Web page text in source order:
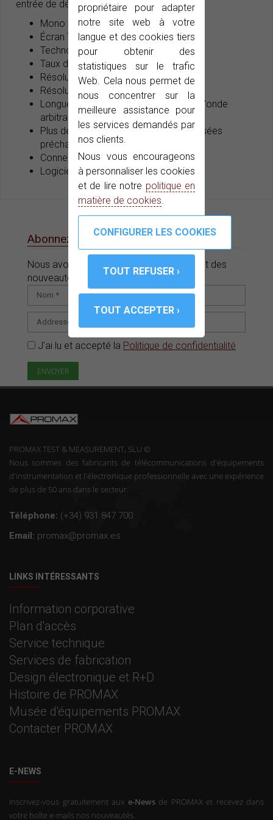
propriétaire pour adapter
notre site web à votre
langue et des cookies tiers
pour obtenir des
statistiques sur le trafic
Web. Cela nous permet de
nous concentrer sur la
meilleure assistance pour
les services demandés par
nos clients.
Nous vous encourageons
à personnaliser les cookies
et de lire notre politique en
matière de cookies
entrée de déclenchement externe.
Mono canal
Écran TFT couleur 3,6 pouces
Technologie DDS avancée
Taux d'échantillonnage : 125 MSa/s
Résolution en fréquence 1 μHz
Résolution verticale 14 bits
Longueur d'enregistrement de forme d'onde
arbitraire jusqu'à 100 K
Plus de 160 formes d'onde personnalisées
préchargées
Connecteur USB standard
Logiciel PC inclus
Abonnez-vous à notre e-News
Nous avons des offres, des promotions et des
nouveautés pour vous.
J'ai lu et accepté la Politique de confidentialité
PROMAX TEST & MEASUREMENT, SLU ©
Nous sommes des fabricants de télécommunications d'équipements
d'instrumentation et l'électronique professionnelle avec une expérience
de plus de 50 ans dans le secteur.
Téléphone: (+34) 931 847 700
Email: promax@promax.es
LINKS INTÉRESSANTS
Information corporative
Plan d'accès
Service technique
Services de fabrication
Design électronique et R+D
Histoire de PROMAX
Musée d'équipements PROMAX
Contacter PROMAX
E-NEWS
Inscrivez-vous gratuitement aux e-Newsde PROMAX et recevez dans
votre boîte e-mails nos nouveautés.